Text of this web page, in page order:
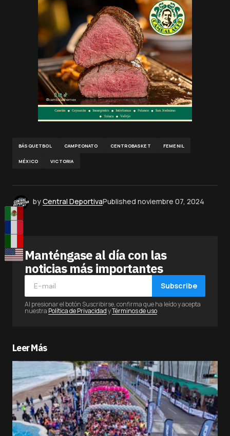
BÁSQUETBOL CAMPEONATO CENTROBASKET FEMENIL
MÉXICO VICTORIA
byCentral DeportivaPublished noviembre 07, 2024
Manténgase al día con las
noticias más importantes
Subscribe
Al presionar el botón Suscribirse, confirma que ha leído y acepta
nuestra Política de PrivacidadyTérminos de uso
Leer Más